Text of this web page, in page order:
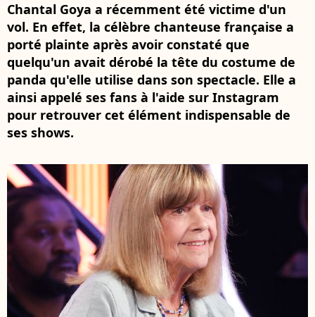
Chantal Goya a récemment été victime d'un
vol. En effet, la célèbre chanteuse française a
porté plainte après avoir constaté que
quelqu'un avait dérobé la tête du costume de
panda qu'elle utilise dans son spectacle. Elle a
ainsi appelé ses fans à l'aide sur Instagram
pour retrouver cet élément indispensable de
ses shows.